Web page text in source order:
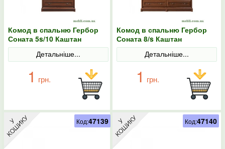
Комод в спальню Гербор
Соната 5s/10 Каштан
Детальніше...
1 грн.
Комод в спальню Гербор
Соната 8/s Каштан
Детальніше...
1 грн.
Код:47139 Код:47140